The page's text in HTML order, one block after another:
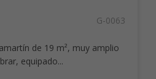
G-0063
de 19 m², muy amplio
equipado...